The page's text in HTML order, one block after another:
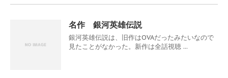
名作 銀河英雄伝説
銀河英雄伝説は、旧作はOVAだったみたいなので
見たことがなかった。新作は全話視聴 ...